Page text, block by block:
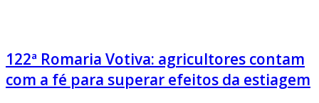
122ª Romaria Votiva: agricultores contam
com a fé para superar efeitos da estiagem